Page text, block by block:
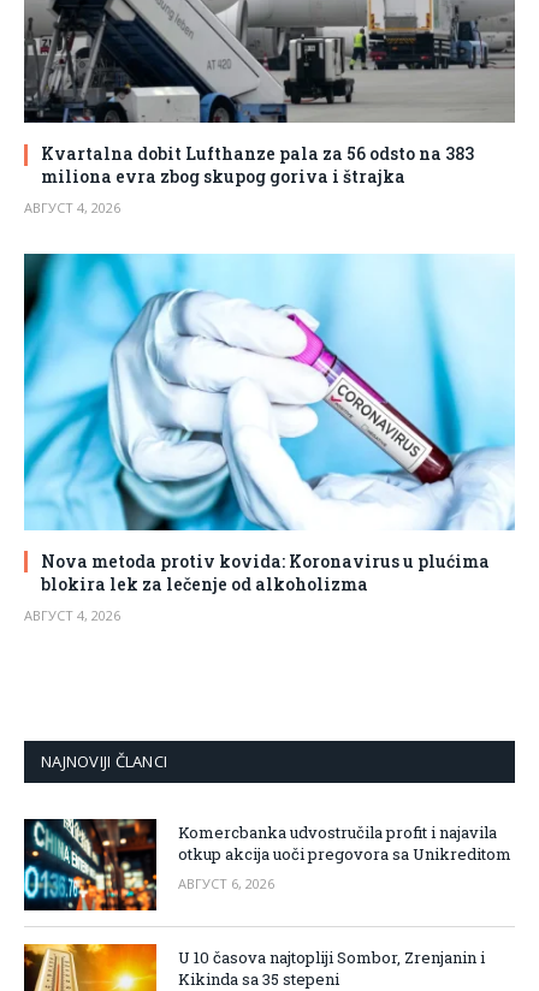
Kvartalna dobit Lufthanze pala za 56 odsto na 383
miliona evra zbog skupog goriva i štrajka
АВГУСТ 4, 2026
Nova metoda protiv kovida: Koronavirus u plućima
blokira lek za lečenje od alkoholizma
АВГУСТ 4, 2026
NAJNOVIJI ČLANCI
Komercbanka udvostručila profit i najavila
otkup akcija uoči pregovora sa Unikreditom
АВГУСТ 6, 2026
U 10 časova najtopliji Sombor, Zrenjanin i
Kikinda sa 35 stepeni